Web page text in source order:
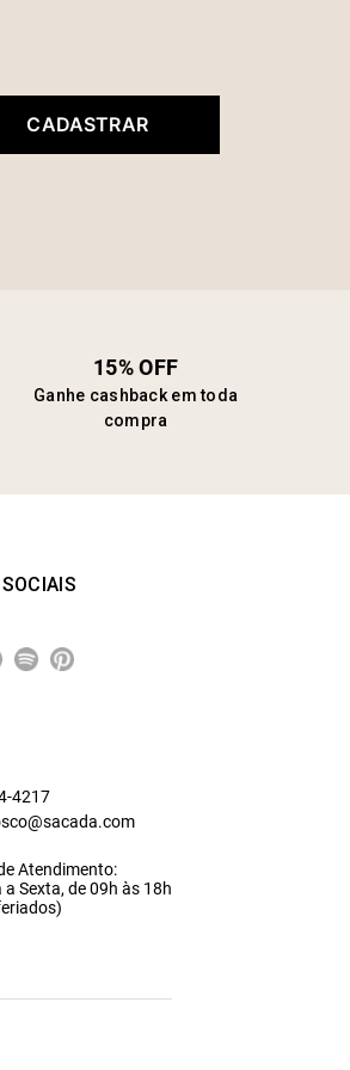
CADASTRAR
15% OFF
Ganhe cashback em toda
compra
4217
Atendimento:
a Sexta, de 09h às 18h